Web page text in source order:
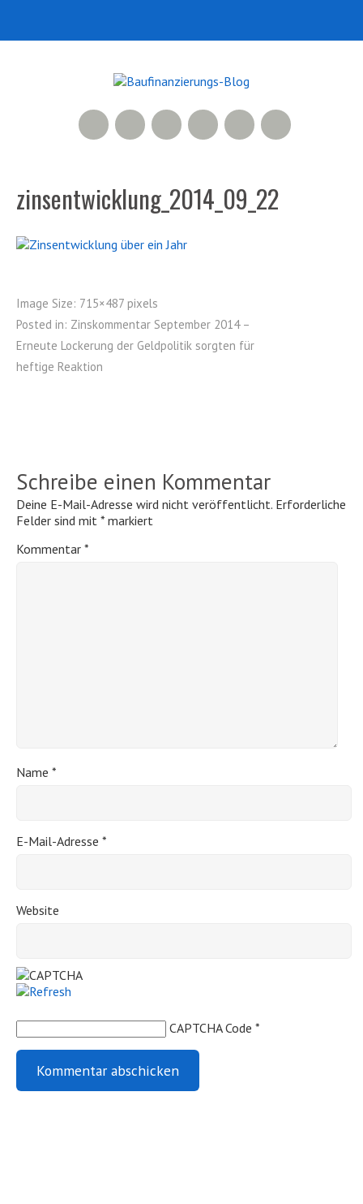
Facebook
500px
LinkedIn
Xing
RSS Feed
zinsentwicklung_2014_09_22
Image Size: 715×487 pixels
Posted in: Zinskommentar September 2014 –
Erneute Lockerung der Geldpolitik sorgten für
heftige Reaktion
Schreibe einen Kommentar
Deine E-Mail-Adresse wird nicht veröffentlicht. Erforderliche
Felder sind mit * markiert
Kommentar *
Name *
E-Mail-Adresse *
Website
CAPTCHA Code *